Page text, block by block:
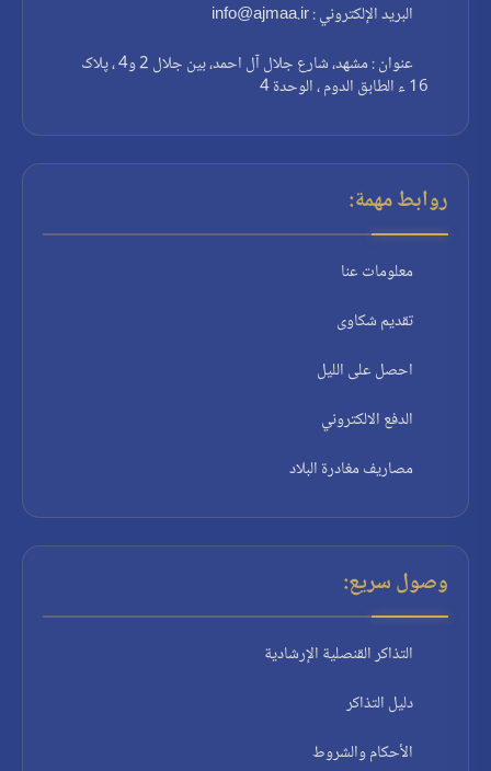
البريد الإلكتروني : info@ajmaa.ir
عنوان : مشهد، شارع جلال آل احمد، بين جلال 2 و4 ، پلاک
16 ء الطابق الدوم ، الوحدة 4
روابط مهمة:
معلومات عنا
تقديم شكاوى
احصل على الليل
الدفع الالكتروني
مصاريف مغادرة البلاد
وصول سريع:
التذاكر القنصلية الإرشادية
دليل التذاكر
الأحكام والشروط